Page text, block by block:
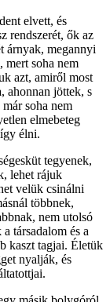
elvett, és
rendszerét, ők az
árnyak, megannyi
mert soha nem
azt, amiről most
ahonnan jöttek, s
soha nem
elmebeteg
élni.
tegyenek,
lehet rájuk
velük csinálni
többnek,
nem utolsó
társadalom és a
kaszt tagjai. Életük
nyalják, és